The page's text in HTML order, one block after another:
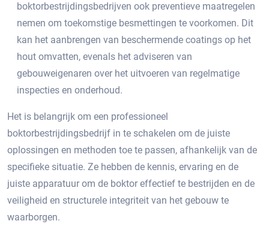
boktorbestrijdingsbedrijven ook preventieve maatregelen
nemen om toekomstige besmettingen te voorkomen. Dit
kan het aanbrengen van beschermende coatings op het
hout omvatten, evenals het adviseren van
gebouweigenaren over het uitvoeren van regelmatige
inspecties en onderhoud.​
Het is belangrijk om een professioneel
boktorbestrijdingsbedrijf in te schakelen om de juiste
oplossingen en methoden toe te passen, afhankelijk van de
specifieke situatie.​ Ze hebben de kennis, ervaring en de
juiste apparatuur om de boktor effectief te bestrijden en de
veiligheid en structurele integriteit van het gebouw te
waarborgen.​